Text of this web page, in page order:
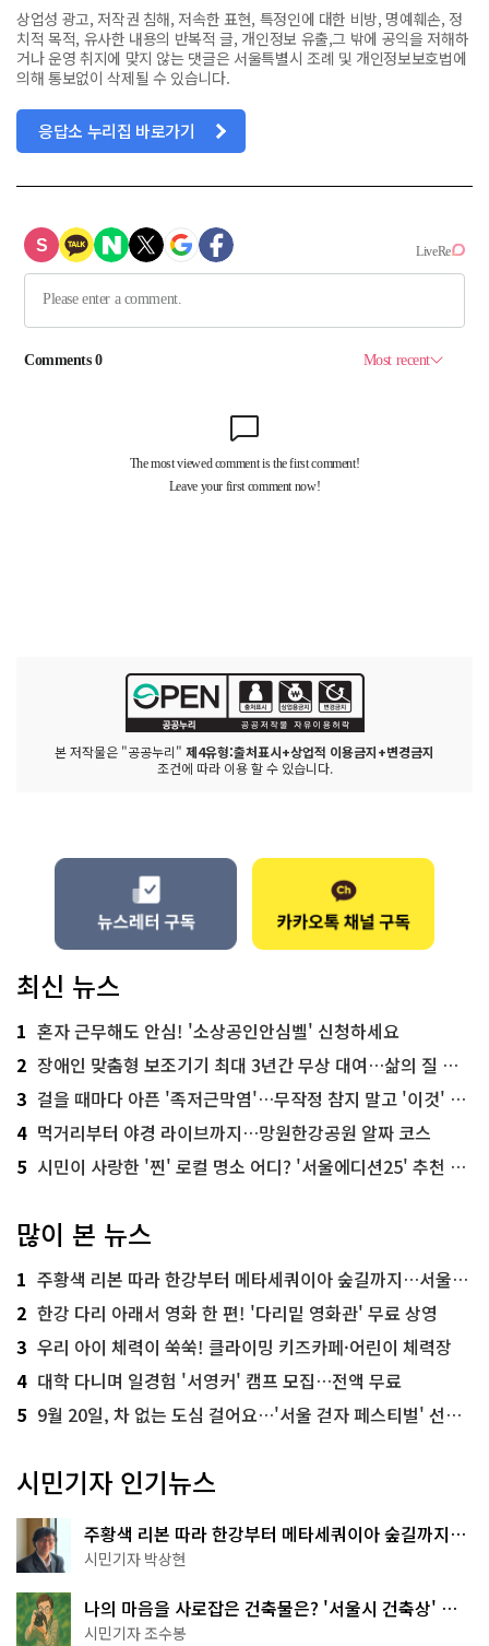
상업성 광고, 저작권 침해, 저속한 표현, 특정인에 대한 비방, 명예훼손, 정
치적 목적, 유사한 내용의 반복적 글, 개인정보 유출,그 밖에 공익을 저해하
거나 운영 취지에 맞지 않는 댓글은 서울특별시 조례 및 개인정보보호법에
의해 통보없이 삭제될 수 있습니다.
응답소 누리집 바로가기
본 저작물은 "공공누리" 제4유형:출처표시+상업적 이용금지+변경금지
조건에 따라 이용 할 수 있습니다.
최신 뉴스
1 혼자 근무해도 안심! '소상공인안심벨' 신청하세요
2 장애인 맞춤형 보조기기 최대 3년간 무상 대여…삶의 질 높인다
3 걸을 때마다 아픈 '족저근막염'…무작정 참지 말고 '이것' 해보세요!
4 먹거리부터 야경 라이브까지…망원한강공원 알짜 코스
5 시민이 사랑한 '찐' 로컬 명소 어디? '서울에디션25' 추천 코스
많이 본 뉴스
1 주황색 리본 따라 한강부터 메타세쿼이아 숲길까지…서울둘레길 15코스
2 한강 다리 아래서 영화 한 편! '다리밑 영화관' 무료 상영
3 우리 아이 체력이 쑥쑥! 클라이밍 키즈카페·어린이 체력장
4 대학 다니며 일경험 '서영커' 캠프 모집…전액 무료
5 9월 20일, 차 없는 도심 걸어요…'서울 걷자 페스티벌' 선착순 5천명
시민기자 인기뉴스
주황색 리본 따라 한강부터 메타세쿼이아 숲길까지…
서울둘레길 15코스
시민기자 박상현
나의 마음을 사로잡은 건축물은? '서울시 건축상' 수
상작 공개!
시민기자 조수봉